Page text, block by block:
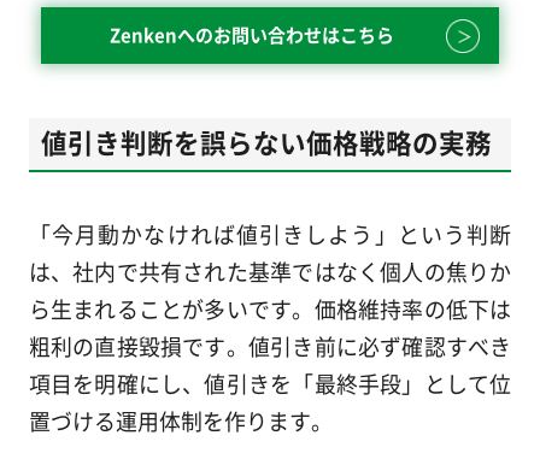
Zenkenへのお問い合わせはこちら
値引き判断を誤らない価格戦略の実務
「今月動かなければ値引きしよう」という判断
は、社内で共有された基準ではなく個人の焦りか
ら生まれることが多いです。価格維持率の低下は
粗利の直接毀損です。値引き前に必ず確認すべき
項目を明確にし、値引きを「最終手段」として位
置づける運用体制を作ります。